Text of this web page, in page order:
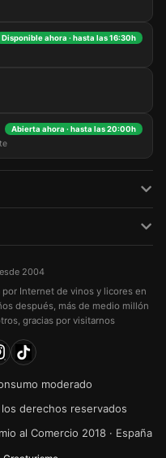
Disponible ahora · hasta las 16:30h
Abierta ahora · hasta las 20:00h
2004
Internet de vinos y licores en
después, más de medio millón
gracias por visitarnos
moderado
derechos reservados
al Comercio 2018 · España